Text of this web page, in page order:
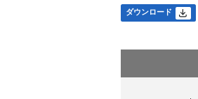
ダウンロード